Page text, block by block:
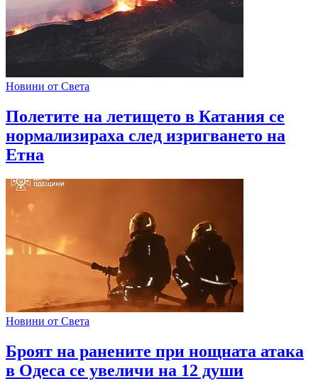
Новини от Света
Полетите на летището в Катания се
нормализираха след изригването на
Етна
Новини от Света
Броят на ранените при нощната атака
в Одеса се увеличи на 12 души